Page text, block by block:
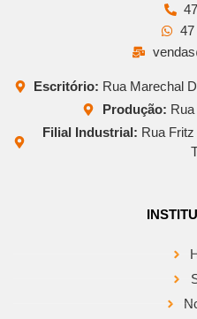
47
Escritório: Rua Marechal
Produção:
Filial Industrial: Rua